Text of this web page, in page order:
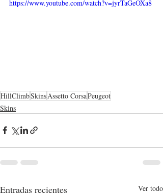
https://www.youtube.com/watch?v=jyrTaGeOXa8
HillClimbSkinsAssetto CorsaPeugeot
Skins
Entradas recientes Ver todo